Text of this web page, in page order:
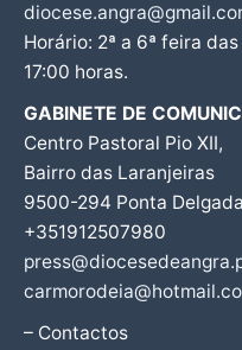
Horário: 2ª a 6ª feira
17:00 horas.
GABINETE DE
Centro Pastoral Pio XII,
Bairro das Laranjeiras
9500-294 Ponta Delgada
+351912507980
– Contactos